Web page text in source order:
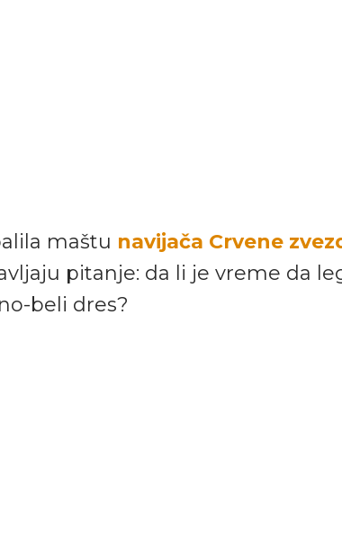
maštu navijača Crvene
pitanje: da li je vreme da
beli dres?